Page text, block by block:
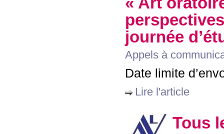
journée
Appels à
Date limite
Lire l'article
Tous